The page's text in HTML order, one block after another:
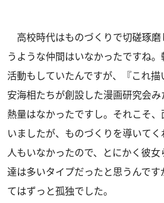
高校時代はものづくりで切磋琢磨
うような仲間はいなかったですね
活動もしていたんですが、『これ
安海相たちが創設した漫画研究会
熱量はなかったですし。それこそ
いましたが、ものづくりを導いて
人もいなかったので、とにかく彼
達は多いタイプだったと思うんで
てはずっと孤独でした。